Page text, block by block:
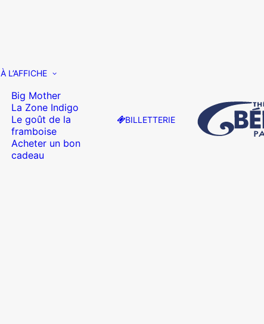
À L’AFFICHE
Big Mother
La Zone Indigo
Le goût de la
framboise
Acheter un bon
cadeau
BILLETTERIE